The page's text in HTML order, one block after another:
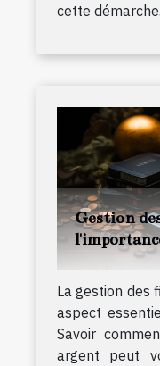
cette
Gestion
La gestion des
aspect
Savoir
argent peut